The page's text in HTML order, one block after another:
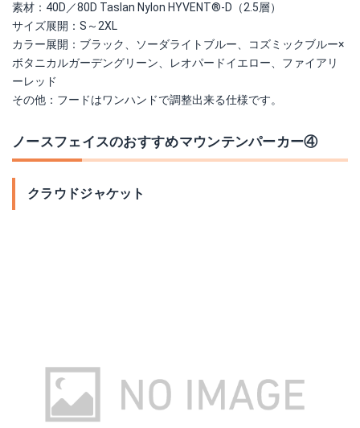
素材：40D／80D Taslan Nylon HYVENT®-D（2.5層）
サイズ展開：S～2XL
カラー展開：ブラック、ソーダライトブルー、コズミックブルー×
ボタニカルガーデングリーン、レオパードイエロー、ファイアリ
ーレッド
その他：フードはワンハンドで調整出来る仕様です。
ノースフェイスのおすすめマウンテンパーカー④
クラウドジャケット